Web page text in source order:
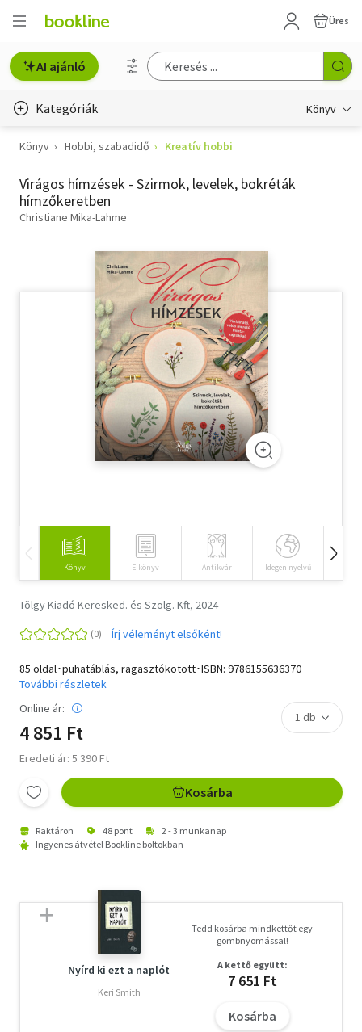
Üres
AI ajánló
Kategóriák Könyv
Életmód, egészség
Erotika
Gyermek- és ifjúsági
Hobbi, szabadidő
Szótár, nyelvkönyv
Tankönyv, segédkönyv
Társadalomtudomány
Történelem
Könyv Hobbi, szabadidő Kreatív hobbi
Virágos hímzések - Szirmok, levelek, bokréták
hímzőkeretben
Christiane Mika-Lahme
Könyv E-könyv Antikvár Idegen nyelvű
Tölgy Kiadó Keresked. és Szolg. Kft, 2024
Írj véleményt elsőként!
85 oldal･puhatáblás, ragasztókötött･ISBN: 9786155636370
További részletek
Online ár:
4 851 Ft
Eredeti ár: 5 390 Ft
Kosárba
Raktáron 48 pont
2 - 3 munkanap
Ingyenes átvétel Bookline boltokban
Nyírd ki ezt a naplót
Keri Smith
Tedd kosárba mindkettőt egy
gombnyomással!
A kettő együtt:
7 651 Ft
Kosárba